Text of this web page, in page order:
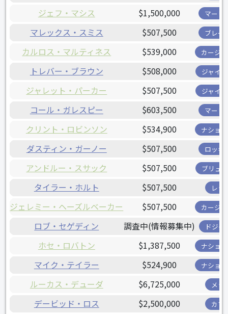
ジェフ・マシス $1,500,000 マーリ
マレックス・スミス $507,500 ブレー
カルロス・マルティネス $539,000 カージ
トレバー・ブラウン $508,000 ジャイ
ジャレット・パーカー $507,500 ジャイ
コール・ガレスピー $603,500 マーリ
クリント・ロビンソン $534,900 ナショ
ダスティン・ガーノー $507,500 ロッキ
アンドルー・スサック $507,500 ブリュ
タイラー・ホルト $507,500 レッ
ジェレミー・ヘーズルベーカー $507,500 カージ
ロブ・セゲディン 調査中(情報募集中) ドジャ
ホセ・ロバトン $1,387,500 ナショ
マイク・テイラー $524,900 ナショ
ルーカス・デューダ $6,725,000 メッ
デービッド・ロス $2,500,000 カブ